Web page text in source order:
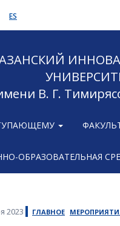
ES
В. Г.
ОБРАЗОВАТЕЛЬНАЯ
2023 ГЛАВНОЕ